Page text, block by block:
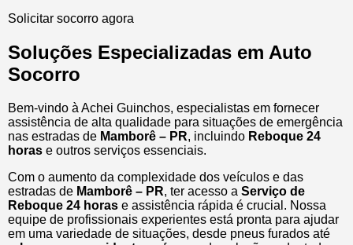
Solicitar socorro agora
Soluções Especializadas em Auto
Socorro
Bem-vindo à Achei Guinchos, especialistas em fornecer
assistência de alta qualidade para situações de emergência
nas estradas de Mamborê – PR, incluindo Reboque 24
horas e outros serviços essenciais.
Com o aumento da complexidade dos veículos e das
estradas de Mamborê – PR, ter acesso a Serviço de
Reboque 24 horas e assistência rápida é crucial. Nossa
equipe de profissionais experientes está pronta para ajudar
em uma variedade de situações, desde pneus furados até